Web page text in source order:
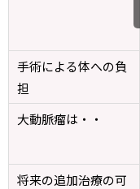
手術による体への負
担
大動脈瘤は・・
将来の追加治療の可